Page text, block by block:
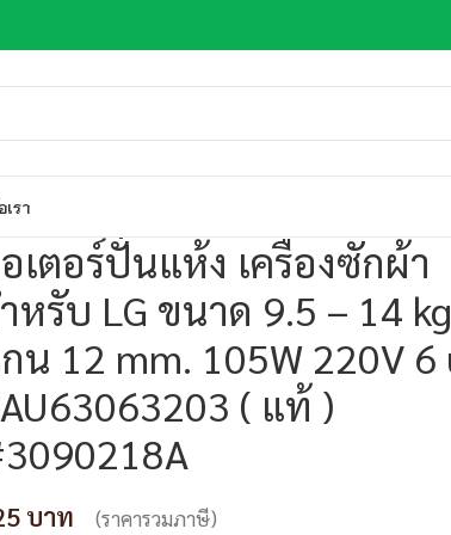
รา
เตอร์ปั่นแห้ง เครื่องซักผ้า
หรับ LG ขนาด 9.5 – 14
น 12 mm. 105W 220V 6
( แท้ )
(ราคารวมภาษี)